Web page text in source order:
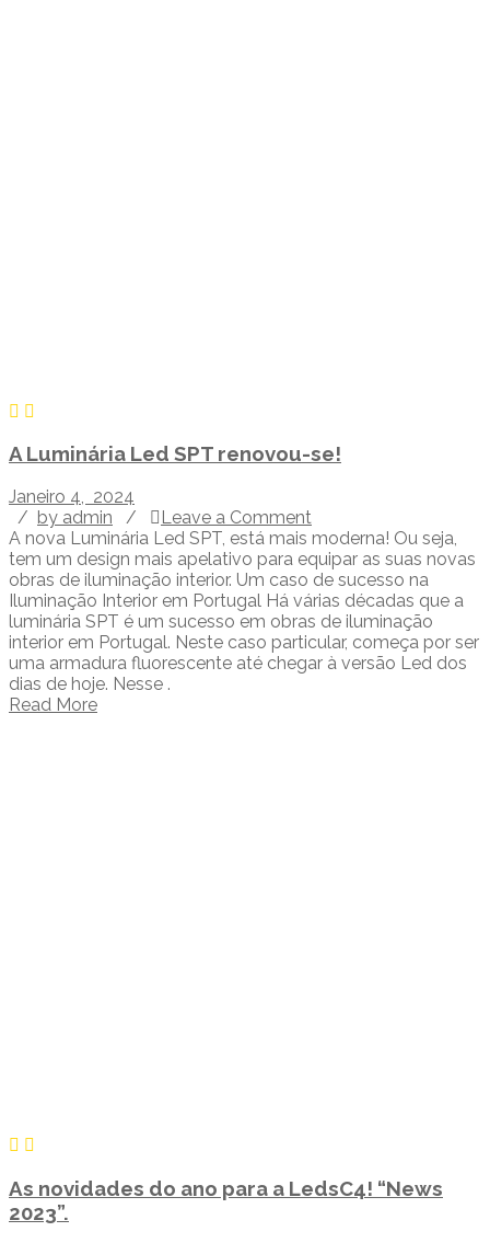
A Luminária Led SPT renovou-se!
Janeiro 4, 2024
/ by admin /
Leave a Comment
A nova Luminária Led SPT, está mais moderna! Ou seja,
tem um design mais apelativo para equipar as suas novas
obras de iluminação interior. Um caso de sucesso na
Iluminação Interior em Portugal Há várias décadas que a
luminária SPT é um sucesso em obras de iluminação
interior em Portugal. Neste caso particular, começa por ser
uma armadura fluorescente até chegar à versão Led dos
dias de hoje. Nesse .
Read More
As novidades do ano para a LedsC4! “News
2023”.